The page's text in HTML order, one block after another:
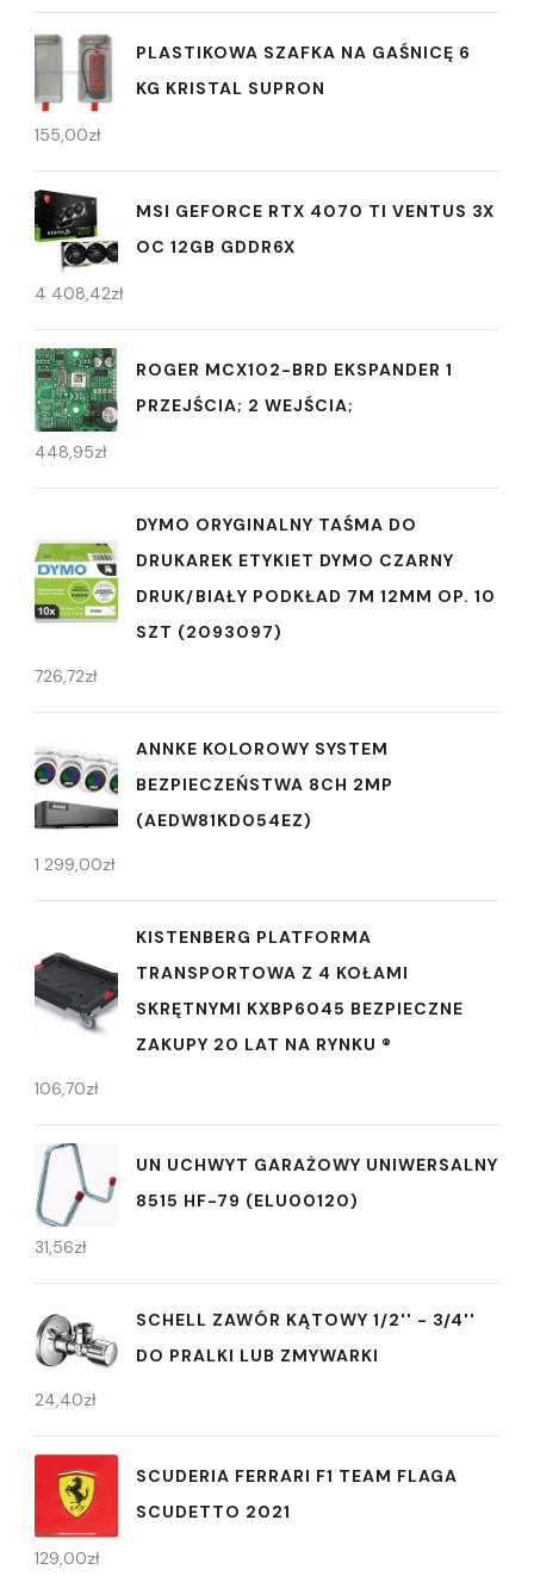
PLASTIKOWA SZAFKA NA GAŚNICĘ 6
KG KRISTAL SUPRON
155,00zł
MSI GEFORCE RTX 4070 TI VENTUS 3X
OC 12GB GDDR6X
4 408,42zł
ROGER MCX102-BRD EKSPANDER 1
PRZEJŚCIA; 2 WEJŚCIA;
448,95zł
DYMO ORYGINALNY TAŚMA DO
DRUKAREK ETYKIET DYMO CZARNY
DRUK/BIAŁY PODKŁAD 7M 12MM OP. 10
SZT (2093097)
726,72zł
ANNKE KOLOROWY SYSTEM
BEZPIECZEŃSTWA 8CH 2MP
(AEDW81KD054EZ)
1 299,00zł
KISTENBERG PLATFORMA
TRANSPORTOWA Z 4 KOŁAMI
SKRĘTNYMI KXBP6045 BEZPIECZNE
ZAKUPY 20 LAT NA RYNKU ®
106,70zł
UN UCHWYT GARAŻOWY UNIWERSALNY
8515 HF-79 (ELU00120)
31,56zł
SCHELL ZAWÓR KĄTOWY 1/2'' - 3/4''
DO PRALKI LUB ZMYWARKI
24,40zł
SCUDERIA FERRARI F1 TEAM FLAGA
SCUDETTO 2021
129,00zł